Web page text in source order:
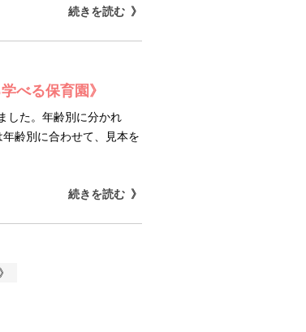
続きを読む
べる保育園》
した。年齢別に分かれ
齢別に合わせて、見本を
続きを読む